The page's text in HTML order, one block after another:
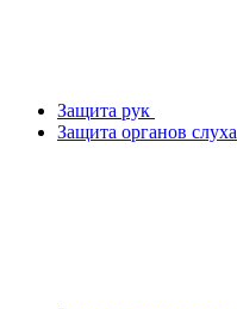
Защита рук
Защита органов слуха